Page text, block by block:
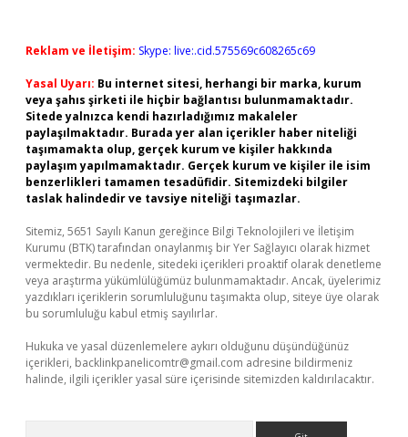
Reklam ve İletişim: Skype: live:.cid.575569c608265c69
Yasal Uyarı: Bu internet sitesi, herhangi bir marka, kurum
veya şahıs şirketi ile hiçbir bağlantısı bulunmamaktadır.
Sitede yalnızca kendi hazırladığımız makaleler
paylaşılmaktadır. Burada yer alan içerikler haber niteliği
taşımamakta olup, gerçek kurum ve kişiler hakkında
paylaşım yapılmamaktadır. Gerçek kurum ve kişiler ile isim
benzerlikleri tamamen tesadüfidir. Sitemizdeki bilgiler
taslak halindedir ve tavsiye niteliği taşımazlar.
Sitemiz, 5651 Sayılı Kanun gereğince Bilgi Teknolojileri ve İletişim
Kurumu (BTK) tarafından onaylanmış bir Yer Sağlayıcı olarak hizmet
vermektedir. Bu nedenle, sitedeki içerikleri proaktif olarak denetleme
veya araştırma yükümlülüğümüz bulunmamaktadır. Ancak, üyelerimiz
yazdıkları içeriklerin sorumluluğunu taşımakta olup, siteye üye olarak
bu sorumluluğu kabul etmiş sayılırlar.
Hukuka ve yasal düzenlemelere aykırı olduğunu düşündüğünüz
içerikleri, backlinkpanelicomtr@gmail.com adresine bildirmeniz
halinde, ilgili içerikler yasal süre içerisinde sitemizden kaldırılacaktır.